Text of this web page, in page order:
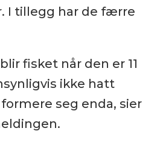
I tillegg har de færre
fisket når den er 11
ikke hatt
seg enda, sier